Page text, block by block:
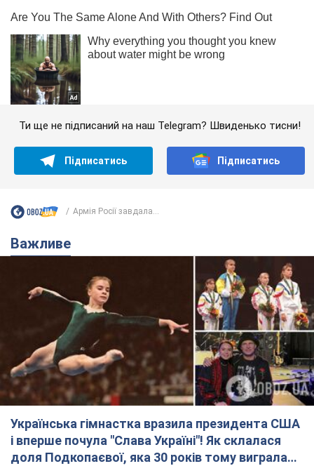
Ти ще не підписаний на наш Telegram? Швиденько тисни!
Підписатись Підписатись
Армія Росії завдала...
Важливе
Українська гімнастка вразила президента США
і вперше почула "Слава Україні"! Як склалася
доля Подкопаєвої, яка 30 років тому виграла